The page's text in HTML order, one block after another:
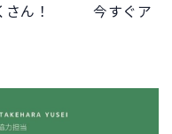
くさん！ 今すぐア